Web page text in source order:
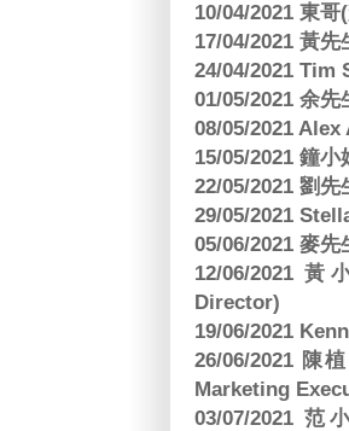
10/04/2021 東
17/04/2021 黃
24/04/2021 Tim
01/05/2021 余
08/05/2021
15/05/2021 鐘
22/05/2021 劉
29/05/2021
05/06/2021 麥
12/06/2021
Director)
19/06/2021
26/06/2021 陳
Marketing
03/07/2021 范